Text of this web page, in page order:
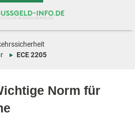
Norm für
ECE 2205